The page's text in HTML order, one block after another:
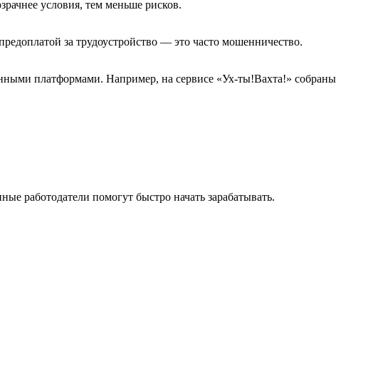
условия, тем меньше рисков.
за трудоустройство — это часто мошенничество.
платформами. Например, на сервисе «Ух-ты!Вахта!» собраны
работодатели помогут быстро начать зарабатывать.